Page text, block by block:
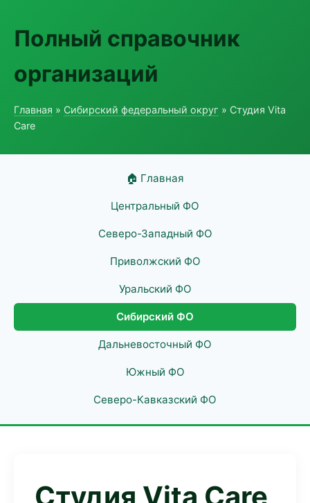
Полный справочник
организаций
Главная » Сибирский федеральный округ » Студия Vita
Care
🏠 Главная
Центральный ФО
Северо-Западный ФО
Приволжский ФО
Уральский ФО
Сибирский ФО
Дальневосточный ФО
Южный ФО
Северо-Кавказский ФО